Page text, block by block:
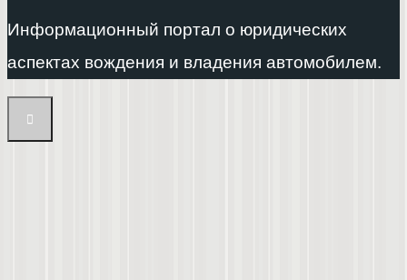
Информационный портал о юридических
аспектах вождения и владения автомобилем.